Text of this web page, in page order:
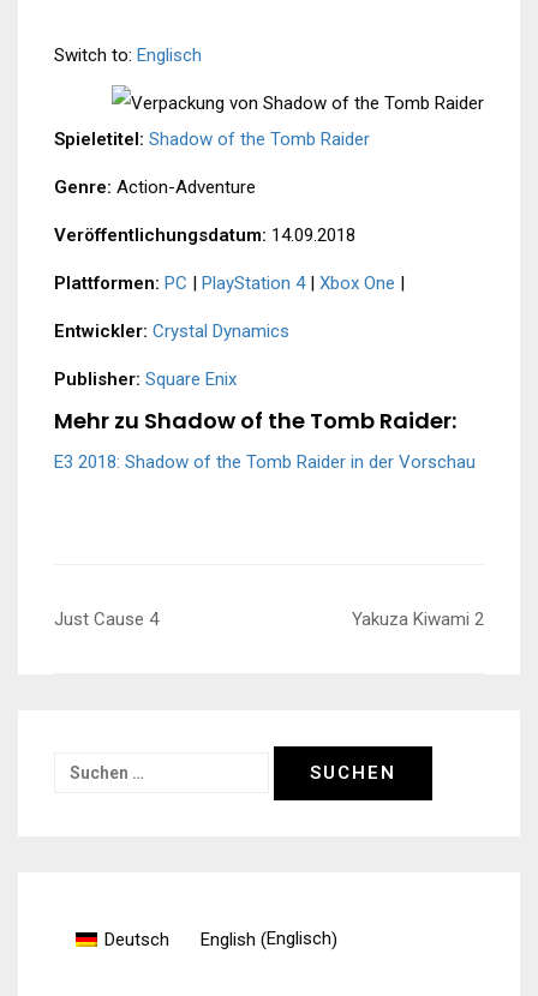
Switch to: Englisch
Spieletitel: Shadow of the Tomb Raider
Genre: Action-Adventure
Veröffentlichungsdatum: 14.09.2018
Plattformen: PC | PlayStation 4| Xbox One |
Entwickler: Crystal Dynamics
Publisher: Square Enix
Mehr zu Shadow of the Tomb Raider:
E3 2018: Shadow of the Tomb Raider in der Vorschau
Beitragsnavigation
Just Cause 4 Yakuza Kiwami 2
Suchen
Deutsch English (Englisch)